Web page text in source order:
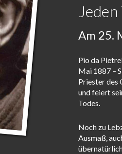
Am 25.
Pio da
Mai 1887 –
Priester des
und feiert
Todes.
Noch zu
Ausmaß,